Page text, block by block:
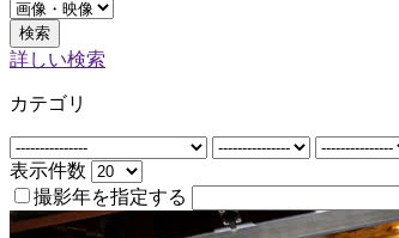
検索
詳しい検索
カテゴリ
表示件数
撮影年を指定する